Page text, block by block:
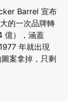
Barrel 宣布
的一次品牌轉
億），涵蓋
年就出現
案拿掉，只剩